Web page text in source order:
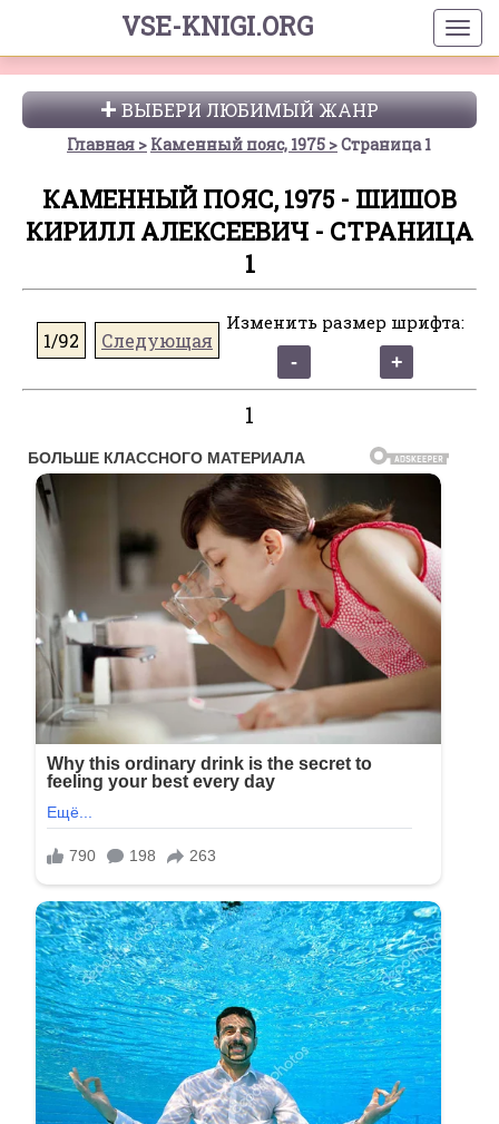
VSE-KNIGI.ORG
ВЫБЕРИ ЛЮБИМЫЙ ЖАНР
Главная Каменный пояс, 1975 Страница 1
КАМЕННЫЙ ПОЯС, 1975 - ШИШОВ
КИРИЛЛ АЛЕКСЕЕВИЧ - СТРАНИЦА
1
1/92 Следующая
Изменить размер шрифта:
1